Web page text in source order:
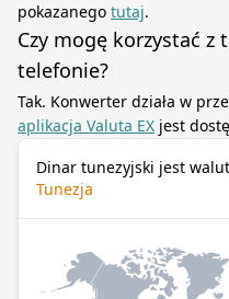
pokazanego tutaj.
Czy mogę korzystać z
telefonie?
Tak. Konwerter działa w
aplikacja Valuta EX jest
Dinar tunezyjski jest
Tunezja